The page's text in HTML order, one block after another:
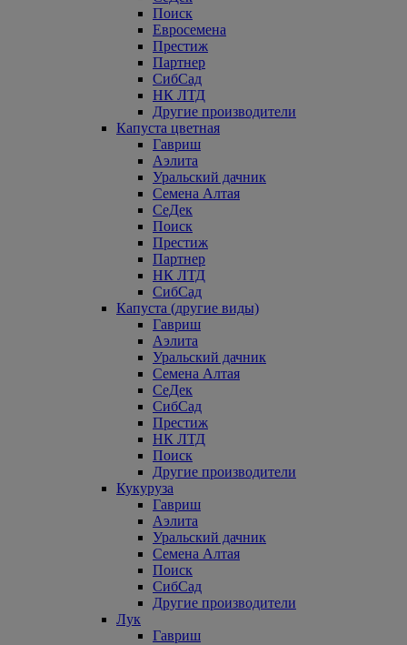
Поиск
Евросемена
Престиж
Партнер
СибСад
НК ЛТД
Другие производители
Капуста цветная
Гавриш
Аэлита
Уральский дачник
Семена Алтая
СеДек
Поиск
Престиж
Партнер
НК ЛТД
СибСад
Капуста (другие виды)
Гавриш
Аэлита
Уральский дачник
Семена Алтая
СеДек
СибСад
Престиж
НК ЛТД
Поиск
Другие производители
Кукуруза
Гавриш
Аэлита
Уральский дачник
Семена Алтая
Поиск
СибСад
Другие производители
Лук
Гавриш